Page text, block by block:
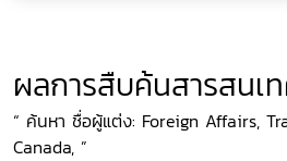
ผลการสืบค้นสารสนเ
“ ค้นหา ชื่อผู้แต่ง: Foreign Affairs,
Canada, ”